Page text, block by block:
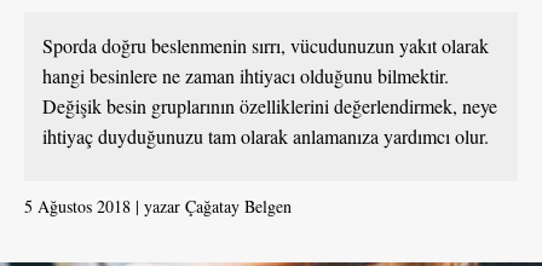
Sporda doğru beslenmenin sırrı, vücudunuzun yakıt olarak
hangi besinlere ne zaman ihtiyacı olduğunu bilmektir.
Değişik besin gruplarının özelliklerini değerlendirmek, neye
ihtiyaç duyduğunuzu tam olarak anlamanıza yardımcı olur.
5 Ağustos 2018 yazar Çağatay Belgen